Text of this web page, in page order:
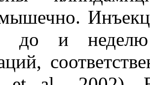
до и